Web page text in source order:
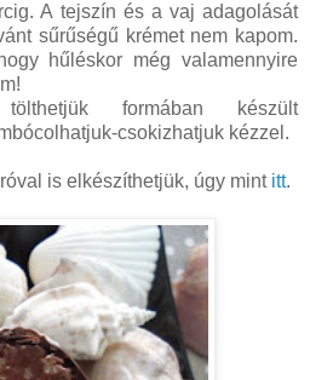
A tejszín és a vaj adagolását
sűrűségű krémet nem kapom.
hűléskor még valamennyire
formában készült
csokizhatjuk kézzel.
is elkészíthetjük, úgy mintitt.